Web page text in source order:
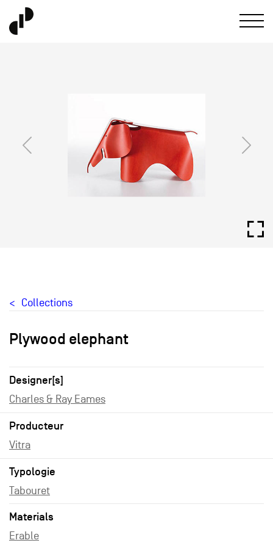
Collections
Plywood elephant
Designer[s]
Charles & Ray Eames
Producteur
Vitra
Typologie
Tabouret
Materials
Erable